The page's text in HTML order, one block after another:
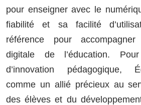
pour enseigner avec le
fiabilité et sa facilité
référence pour
digitale de l’éducation.
d’innovation pédagogique,
comme un allié précieux au
des élèves et du